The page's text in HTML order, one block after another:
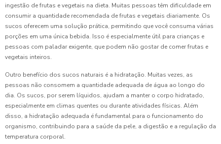
ingestão de frutas e vegetais na dieta. Muitas pessoas têm dificuldade em
consumir a quantidade recomendada de frutas e vegetais diariamente. Os
sucos oferecem uma solução prática, permitindo que você consuma várias
porções em uma única bebida. Isso é especialmente útil para crianças e
pessoas com paladar exigente, que podem não gostar de comer frutas e
vegetais inteiros.
Outro benefício dos sucos naturais é a hidratação. Muitas vezes, as
pessoas não consomem a quantidade adequada de água ao longo do
dia. Os sucos, por serem líquidos, ajudam a manter o corpo hidratado,
especialmente em climas quentes ou durante atividades físicas. Além
disso, a hidratação adequada é fundamental para o funcionamento do
organismo, contribuindo para a saúde da pele, a digestão e a regulação da
temperatura corporal.